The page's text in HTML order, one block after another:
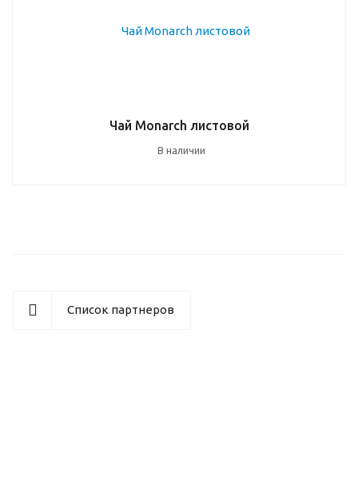
Чай Monarch листовой
В наличии
Список партнеров